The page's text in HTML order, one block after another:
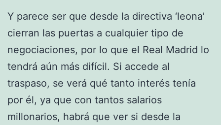
Y parece ser que desde la directiva ‘leona’
cierran las puertas a cualquier tipo de
negociaciones, por lo que el Real Madrid lo
tendrá aún más difícil. Si accede al
traspaso, se verá qué tanto interés tenía
por él, ya que con tantos salarios
millonarios, habrá que ver si desde la